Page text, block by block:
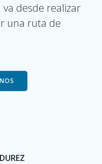
va desde realizar
una ruta de